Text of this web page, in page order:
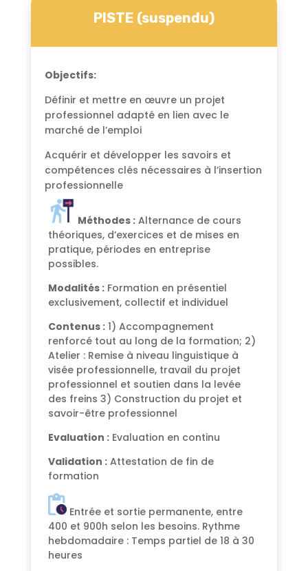
PISTE (suspendu)
Objectifs:
Définir et mettre en œuvre un projet
professionnel adapté en lien avec le
marché de l’emploi
Acquérir et développer les savoirs et
compétences clés nécessaires à l’insertion
professionnelle
Méthodes :Alternance de cours
théoriques, d’exercices et de mises en
pratique, périodes en entreprise
possibles.
Modalités :Formation en présentiel
exclusivement, collectif et individuel
Contenus :1) Accompagnement
renforcé tout au long de la formation; 2)
Atelier : Remise à niveau linguistique à
visée professionnelle, travail du projet
professionnel et soutien dans la levée
des freins 3) Construction du projet et
savoir-être professionnel
Evaluation :Evaluation en continu
Validation :Attestation de fin de
formation
Entrée et sortie permanente, entre
400 et 900h selon les besoins. Rythme
hebdomadaire : Temps partiel de 18 à 30
heures